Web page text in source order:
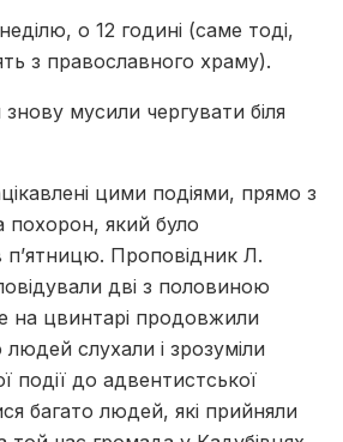
о 12 годині (саме тоді,
з православного храму).
мусили чергувати біля
цими подіями, прямо з
який було
Проповідник Л.
дві з половиною
на цвинтарі продовжили
людей слухали і зрозуміли
події до адвентистської
багато людей, які прийняли